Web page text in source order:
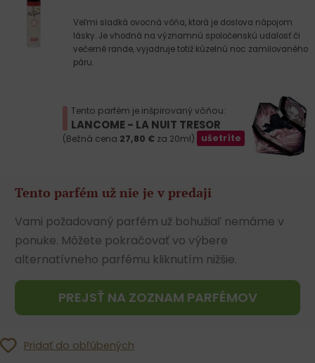
Veľmi sladká ovocná vôňa, ktorá je doslova nápojom
lásky. Je vhodná na významnú spoločenskú udalosť či
večerné rande, vyjadruje totiž kúzelnú noc zamilovaného
páru.
Tento parfém je inšpirovaný vôňou:
LANCOME - LA NUIT TRESOR
(Bežná cena 27,80 € za 20ml) ušetríte
Tento parfém už nie je v predaji
Vami požadovaný parfém už bohužiaľ nemáme v
ponuke. Môžete pokračovať vo výbere
alternatívneho parfému kliknutím nižšie.
PREJSŤ NA ZOZNAM PARFÉMOV
Pridať do obľúbených